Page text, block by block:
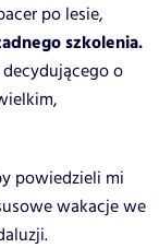
po lesie,
szkolenia.
o
powiedzieli mi
wakacje we